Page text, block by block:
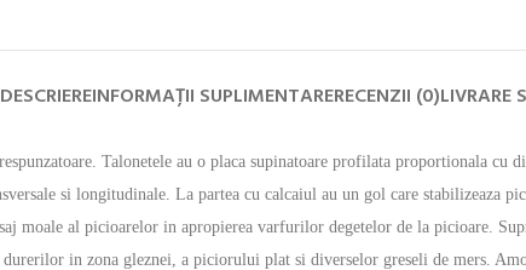
DESCRIEREINFORMAȚII SUPLIMENTARERECENZII (0)LIVRARE
Talonetele au o placa supinatoare profilata proportionala cu
si longitudinale. La partea cu calcaiul au un gol care stabilizeaza
moale al picioarelor in apropierea varfurilor degetelor de la picioare.
in zona gleznei, a piciorului plat si diverselor greseli de mers.